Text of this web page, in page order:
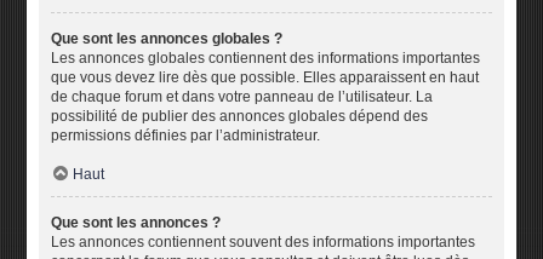
Que sont les annonces globales ?
Les annonces globales contiennent des informations importantes
que vous devez lire dès que possible. Elles apparaissent en haut
de chaque forum et dans votre panneau de l’utilisateur. La
possibilité de publier des annonces globales dépend des
permissions définies par l’administrateur.
Haut
Que sont les annonces ?
Les annonces contiennent souvent des informations importantes